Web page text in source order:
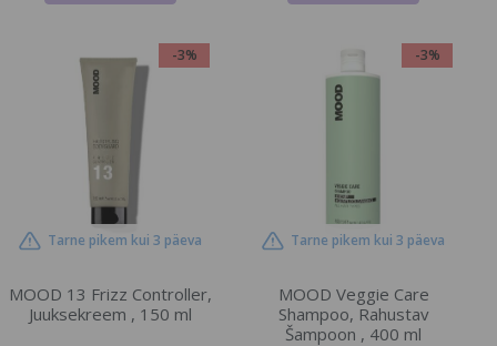
-3%
Tarne pikem kui 3 päeva
MOOD 13 Frizz Controller,
Juuksekreem , 150 ml
-3%
Tarne pikem kui 3 päeva
MOOD Veggie Care
Shampoo, Rahustav
Šampoon , 400 ml